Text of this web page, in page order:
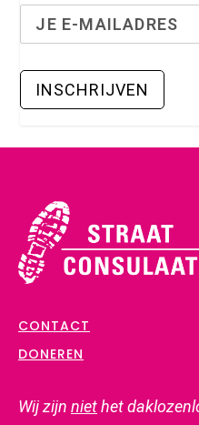
CONTACT
DONEREN
Wij zijn niethet